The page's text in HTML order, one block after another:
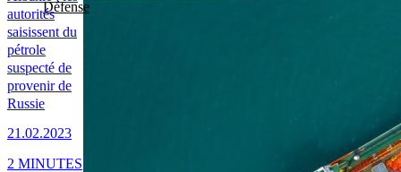
Défense
autorités
saisissent du
pétrole
suspecté de
provenir de
Russie
21.02.2023
2 MINUTES